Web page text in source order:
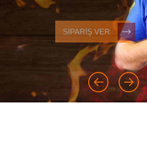
kebabı yapmaktadır.
SIPARIŞ VER